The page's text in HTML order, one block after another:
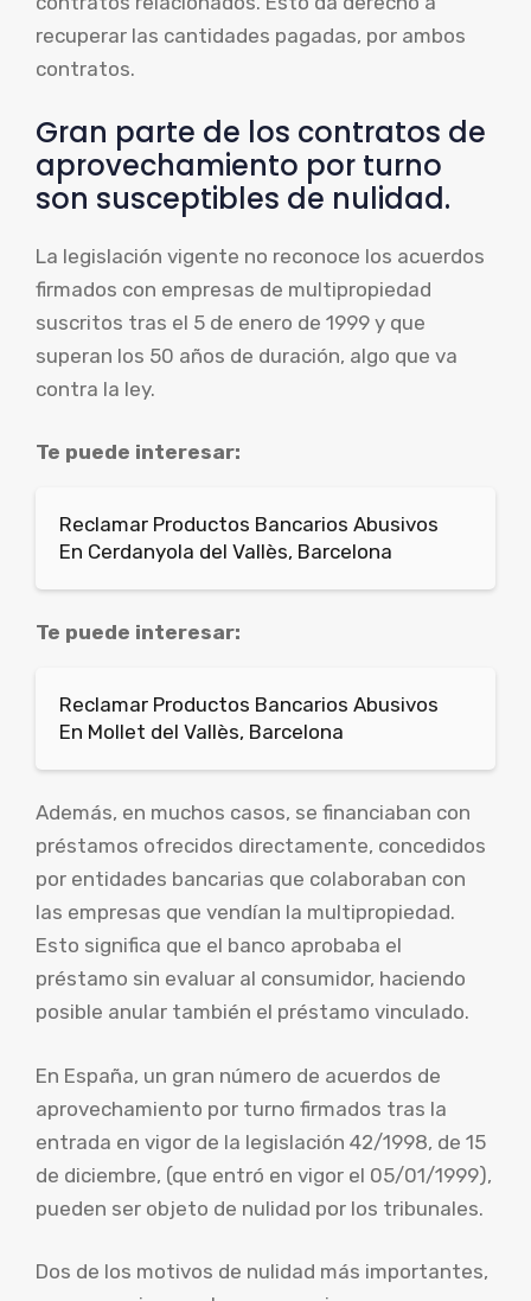
recuperar las cantidades pagadas, por ambos
contratos.
Gran parte de los contratos de
aprovechamiento por turno
son susceptibles de nulidad.
La legislación vigente no reconoce los acuerdos
firmados con empresas de multipropiedad
suscritos tras el 5 de enero de 1999 y que
superan los 50 años de duración, algo que va
contra la ley.
Te puede interesar:
Reclamar Productos Bancarios Abusivos
En Cerdanyola del Vallès, Barcelona
Te puede interesar:
Reclamar Productos Bancarios Abusivos
En Mollet del Vallès, Barcelona
Además, en muchos casos, se financiaban con
préstamos ofrecidos directamente, concedidos
por entidades bancarias que colaboraban con
las empresas que vendían la multipropiedad.
Esto significa que el banco aprobaba el
préstamo sin evaluar al consumidor, haciendo
posible anular también el préstamo vinculado.
En España, un gran número de acuerdos de
aprovechamiento por turno firmados tras la
entrada en vigor de la legislación 42/1998, de 15
de diciembre, (que entró en vigor el 05/01/1999),
pueden ser objeto de nulidad por los tribunales.
Dos de los motivos de nulidad más importantes,